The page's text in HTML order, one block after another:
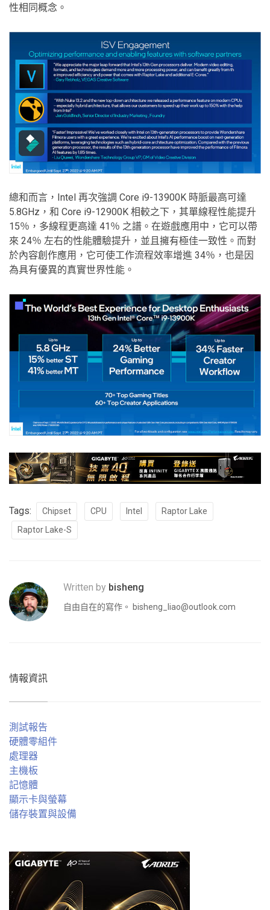
性相同概念。
總和而言，Intel 再次強調 Core i9-13900K 時脈最高可達
5.8GHz，和 Core i9-12900K 相較之下，其單線程性能提升
15％，多線程更高達 41％ 之譜。在遊戲應用中，它可以帶
來 24％ 左右的性能體驗提升，並且擁有極佳一致性。而對
於內容創作應用，它可使工作流程效率增進 34％，也是因
為具有優異的真實世界性能。
Tags: Chipset CPU Intel
Raptor Lake
Raptor Lake-S
Written by bisheng
自由自在的寫作。 bisheng_liao@outlook.com
情報資訊
測試報告
硬體零組件
處理器
主機板
記憶體
顯示卡與螢幕
儲存裝置與設備